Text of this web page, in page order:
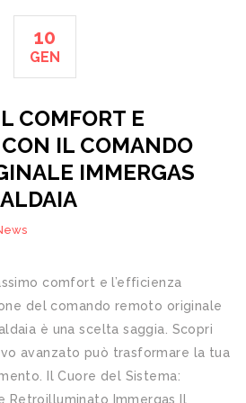
10
GEN
COMFORT E
CON IL COMANDO
IMMERGAS
comfort e l’efficienza
del comando remoto originale
è una scelta saggia. Scopri
avanzato può trasformare la tua
Il Cuore del Sistema:
Retroilluminato Immergas Il